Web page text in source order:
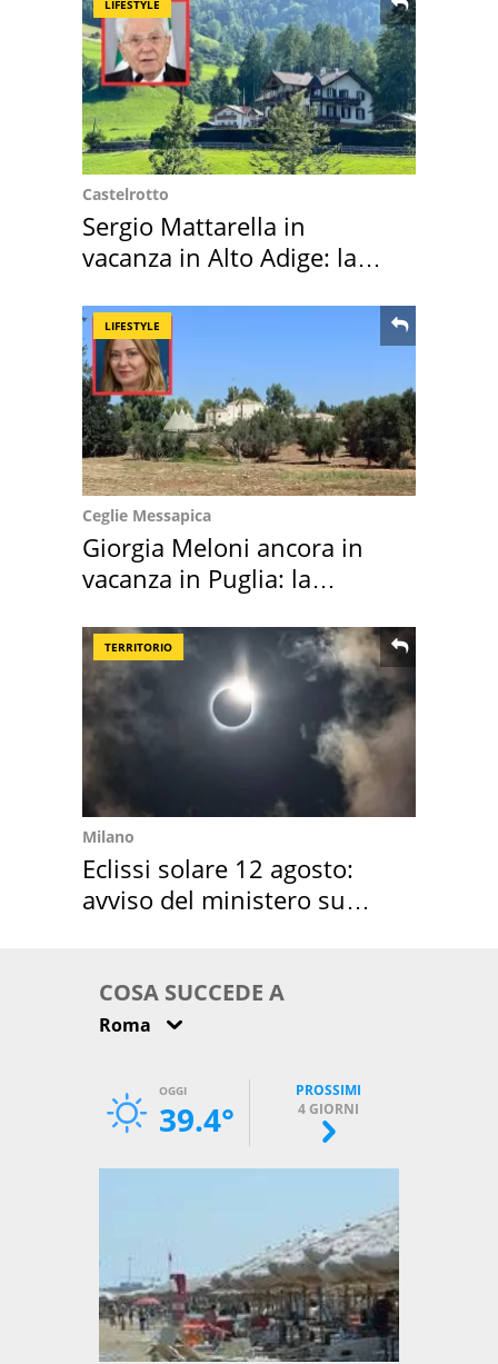
LIFESTYLE
Castelrotto
Sergio Mattarella in
vacanza in Alto Adige: la
LIFESTYLE
Ceglie Messapica
Giorgia Meloni ancora in
vacanza in Puglia: la
TERRITORIO
Milano
Eclissi solare 12 agosto:
avviso del ministero su